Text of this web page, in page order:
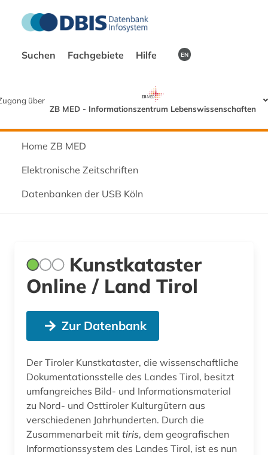
Suchen Fachgebiete Hilfe EN
über
ZB MED - Informationszentrum Lebenswissenschaften
Home ZB MED
Elektronische Zeitschriften
Datenbanken der USB Köln
Kunstkataster
Online / Land Tirol
Zur Datenbank
Der Tiroler Kunstkataster, die wissenschaftliche
Dokumentationsstelle des Landes Tirol, besitzt
umfangreiches Bild- und Informationsmaterial
zu Nord- und Osttiroler Kulturgütern aus
verschiedenen Jahrhunderten. Durch die
Zusammenarbeit mit tiris, dem geografischen
Informationssystem des Landes Tirol, ist es nun